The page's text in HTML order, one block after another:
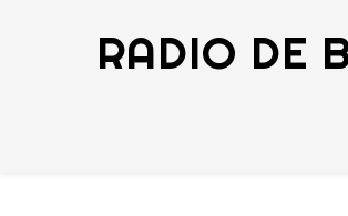
RADIO DE